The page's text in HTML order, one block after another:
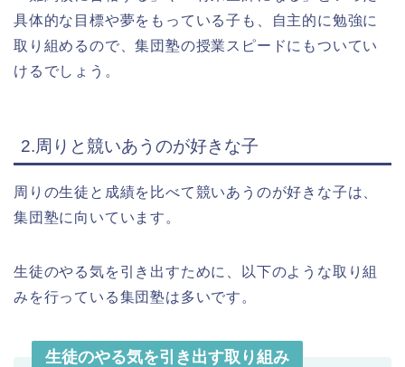
具体的な目標や夢をもっている子も、自主的に勉強に
取り組めるので、集団塾の授業スピードにもついてい
けるでしょう。
2.周りと競いあうのが好きな子
周りの生徒と成績を比べて競いあうのが好きな子は、
集団塾に向いています。
生徒のやる気を引き出すために、以下のような取り組
みを行っている集団塾は多いです。
生徒のやる気を引き出す取り組み